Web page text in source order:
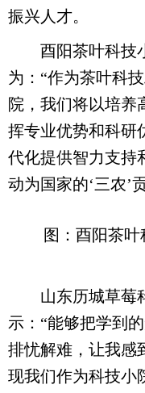
振兴人才。
酉阳茶叶科技小
为：“作为茶叶科
院，我们将以培养
挥专业优势和科研
代化提供智力支持
动为国家的‘三农’
图：酉阳茶叶
山东历城草莓科
示：“能够把学到
排忧解难，让我感
现我们作为科技小